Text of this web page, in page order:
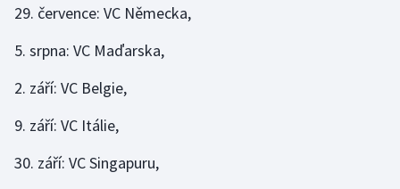
Short track
29. července: VC Německa,
5. srpna: VC Maďarska,
2. září: VC Belgie,
9. září: VC Itálie,
30. září: VC Singapuru,